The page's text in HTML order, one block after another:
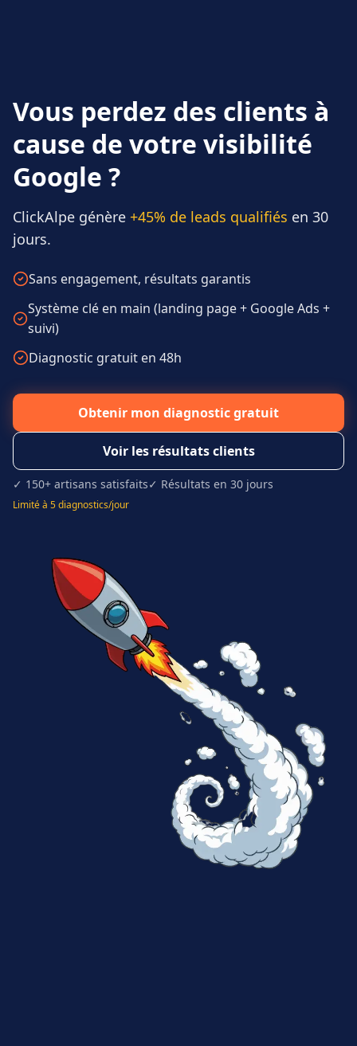
Vous perdez des clients à
cause de votre visibilité
Google ?
ClickAlpe génère +45% de leads qualifiés en 30
jours.
Sans engagement, résultats garantis
Système clé en main (landing page + Google Ads +
suivi)
Diagnostic gratuit en 48h
Obtenir mon diagnostic gratuit
Voir les résultats clients
✓ 150+ artisans satisfaits✓ Résultats en 30 jours
Limité à 5 diagnostics/jour